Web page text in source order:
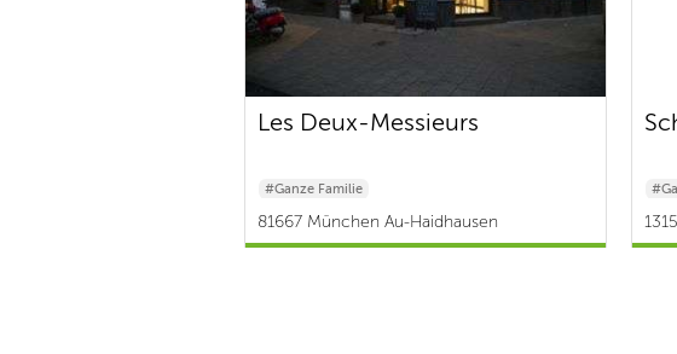
Les Deux-Messieurs
#Ganze Familie
81667 München Au-Haidhausen